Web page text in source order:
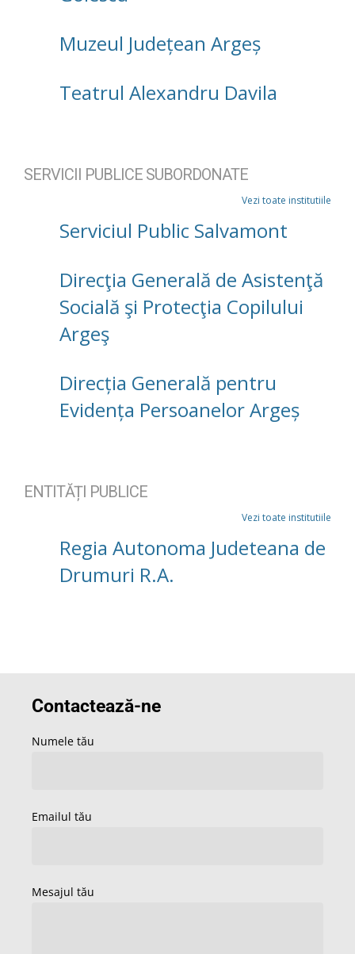
Muzeul Județean Argeș
Teatrul Alexandru Davila
SERVICII PUBLICE SUBORDONATE
Vezi toate institutiile
Serviciul Public Salvamont
Direcţia Generală de Asistenţă
Socială şi Protecţia Copilului
Argeş
Direcția Generală pentru
Evidența Persoanelor Argeș
ENTITĂȚI PUBLICE
Vezi toate institutiile
Regia Autonoma Judeteana de
Drumuri R.A.